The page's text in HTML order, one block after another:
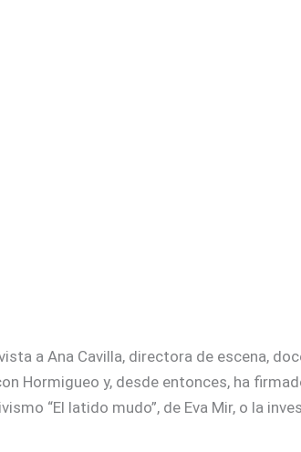
a Ana Cavilla, directora de escena,
Hormigueo y, desde entonces, ha
“El latido mudo”, de Eva Mir, o la